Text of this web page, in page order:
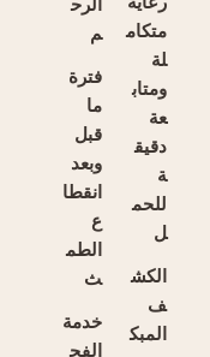
متكام
لة
ومتاب
عة
دقيق
ة
للحم
ل
الكش
ف
المبك
م
فترة
ما
قبل
وبعد
انقطا
ع
الطم
ث
خدمة
الفح